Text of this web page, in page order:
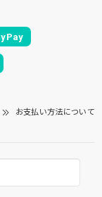
お支払い方法について